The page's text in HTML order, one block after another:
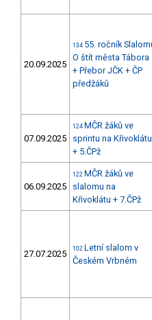
20.09.2025
134 55. ročník
O štít města Tábora
+ Přebor JČK + ČP
předžáků
07.09.2025
124 MČR žáků ve
sprintu na Křivoklátu
+ 5.ČPž
06.09.2025
122 MČR žáků ve
slalomu na
Křivoklátu + 7.ČPž
27.07.2025 102 Letní slalom v
Českém Vrbném